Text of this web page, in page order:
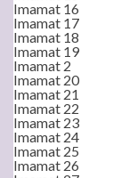
Imamat 16
Imamat 17
Imamat 18
Imamat 19
Imamat 2
Imamat 20
Imamat 21
Imamat 22
Imamat 23
Imamat 24
Imamat 25
Imamat 26